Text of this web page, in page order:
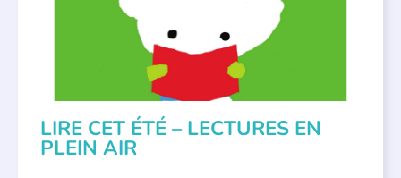
LIRE CET ÉTÉ – LECTURES EN
PLEIN AIR